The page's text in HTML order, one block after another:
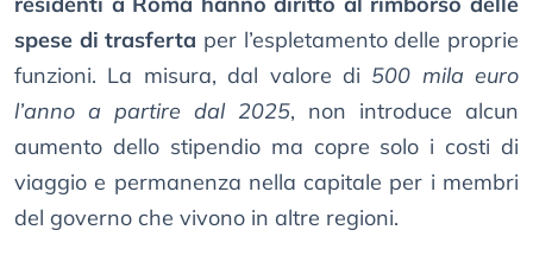
spese di trasferta per l’espletamento delle proprie
funzioni. La misura, dal valore di 500 mila euro
l’anno a partire dal 2025, non introduce alcun
aumento dello stipendio ma copre solo i costi di
viaggio e permanenza nella capitale per i membri
del governo che vivono in altre regioni.